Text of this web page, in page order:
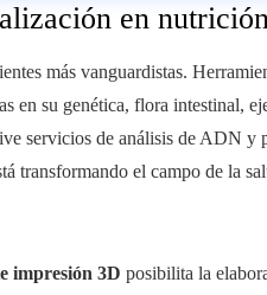
en
más vanguardistas.
en su genética, flora intestinal,
servicios de análisis de ADN y
transformando el campo de la
impresión 3D posibilita la